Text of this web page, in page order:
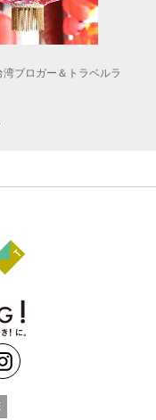
湾ブロガー＆トラベルラ